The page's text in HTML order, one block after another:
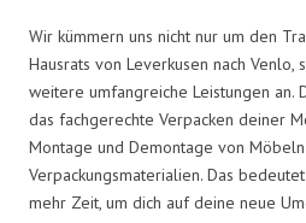
Wir kümmern uns nicht nur um den
Hausrats von Leverkusen nach Venlo,
weitere umfangreiche Leistungen an.
das fachgerechte Verpacken deiner
Montage und Demontage von
Verpackungsmaterialien. Das
mehr Zeit, um dich auf deine neue